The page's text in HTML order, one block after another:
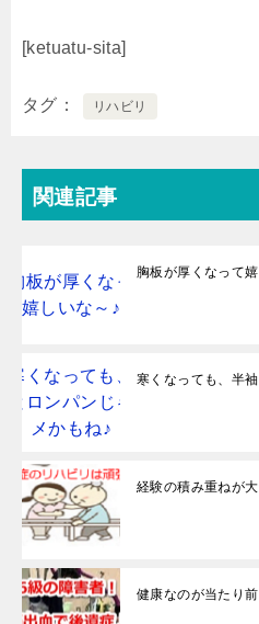
[ketuatu-sita]
タグ リハビリ
関連記事
胸板が厚くなって
寒くなっても、半
経験の積み重ねが
健康なのが当たり